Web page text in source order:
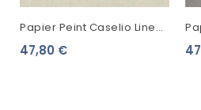
Papier Peint Caselio Linen
2 Beige 68521060
47,80 €
2